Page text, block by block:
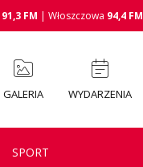
91,3 FM | Włoszczowa 94,4 FM
GALERIA WYDARZENIA
SPORT